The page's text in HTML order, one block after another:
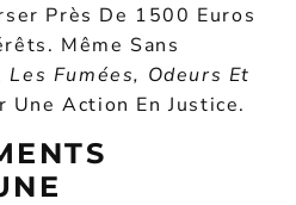
Près De 1500 Euros
Même Sans
Les Fumées, Odeurs Et
Une Action En Justice.